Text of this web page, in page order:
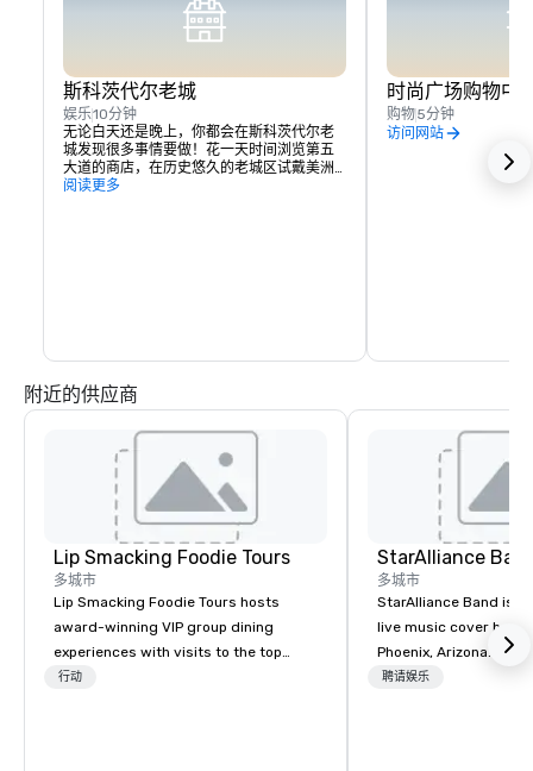
斯科茨代尔老城
娱乐10分钟
无论白天还是晚上，你都会在斯科茨代尔老
城发现很多事情要做！花一天时间浏览第五
大道的商店，在历史悠久的老城区试戴美洲
原住民珠宝，或者在西南最大的零售目的地
阅读更多
时尚广场购物中
购物5分钟
访问网站
附近的供应商
Lip Smacking Foodie Tours
多城市
Lip Smacking Foodie Tours hosts
award-winning VIP group dining
experiences with visits to the top
restaurants throughout the United
行动
StarAlliance
多城市
StarAlliance Band is
live music cover band
Phoenix, Arizona. Led
class vocalist Star
聘请娱乐